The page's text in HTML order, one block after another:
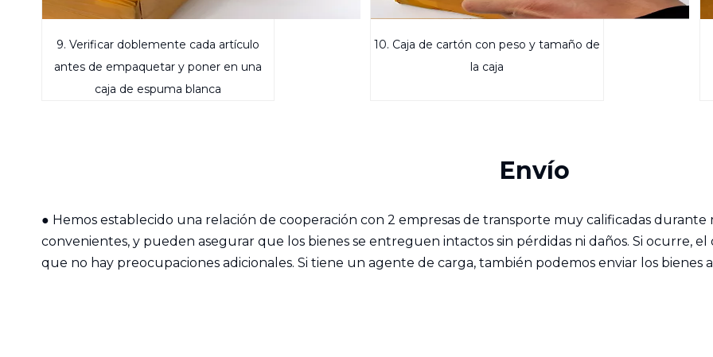
9. Verificar doblemente cada artículo
antes de empaquetar y poner en una
caja de espuma blanca
10. Caja de cartón con peso y tamaño de
la caja
Envío
● Hemos establecido una relación de cooperación con 2 empresas de transporte muy calificadas durante
convenientes, y pueden asegurar que los bienes se entreguen intactos sin pérdidas ni daños. Si ocurre,
que no hay preocupaciones adicionales. Si tiene un agente de carga, también podemos enviar los bienes